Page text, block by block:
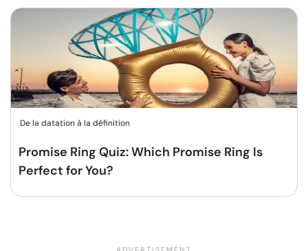
De la datation à la définition
Promise Ring Quiz: Which Promise Ring Is
Perfect for You?